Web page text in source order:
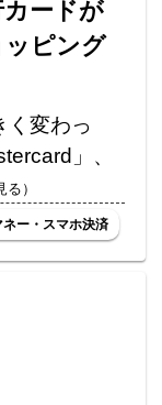
カードが
ッピング
く変わっ
」、
る）
ネー・スマホ決済